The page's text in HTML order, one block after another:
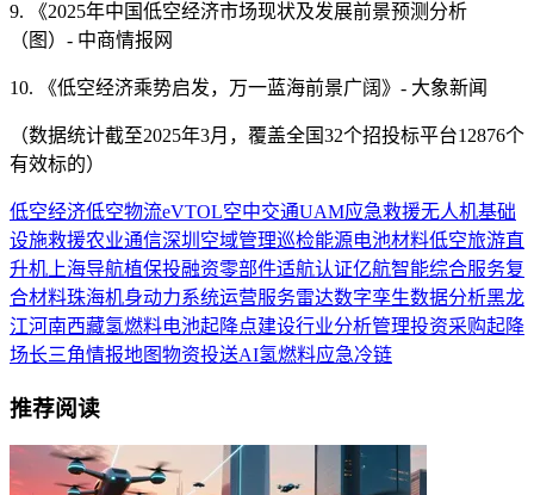
9. 《2025年中国低空经济市场现状及发展前景预测分析
（图）- 中商情报网
10. 《低空经济乘势启发，万一蓝海前景广阔》- 大象新闻
（数据统计截至2025年3月，覆盖全国32个招投标平台12876个
有效标的）
低空经济低空物流eVTOL空中交通UAM应急救援无人机基础
设施救援农业通信深圳 空域管理巡检能源电池材料低空旅游直
升机上海导航植保投融资零部件适航认证亿航智能综合服务复
合材料珠海机身动力系统运营服务雷达数字孪生数据分析黑龙
江河南西藏氢燃料电池起降点建设行业分析管理投资采购起降
场长三角情报地图物资投送AI氢燃料应急冷链
推荐阅读